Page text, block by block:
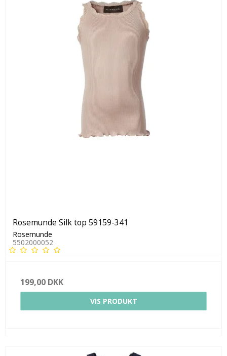
Rosemunde Silk top 59159-341
Rosemunde
5502000052
199,00 DKK
VIS PRODUKT